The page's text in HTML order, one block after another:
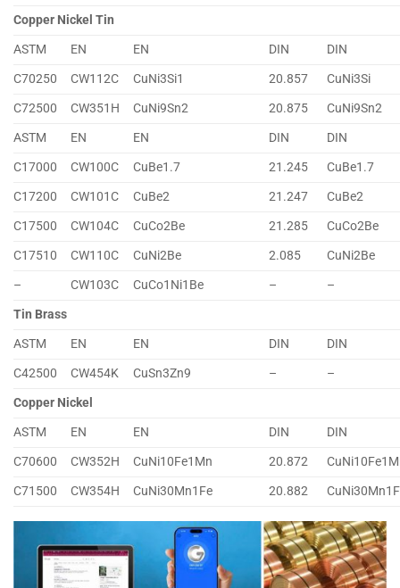
Copper Nickel Tin
ASTM
EN EN DIN
DIN
C70250
CW112C CuNi3Si1 20.857
CuNi3Si
C72500
CW351H CuNi9Sn2 20.875
CuNi9Sn2
ASTM
EN EN DIN
DIN
C17000
CW100C CuBe1.7 21.245
CuBe1.7
C17200
CW101C CuBe2 21.247
CuBe2
C17500
CW104C CuCo2Be 21.285
CuCo2Be
C17510
CW110C CuNi2Be 2.085
CuNi2Be
–
CW103C CuCo1Ni1Be –
–
Tin Brass
ASTM
EN EN DIN
DIN
C42500
CW454K CuSn3Zn9 –
–
Copper Nickel
ASTM
EN EN DIN
DIN
C70600
CW352H CuNi10Fe1Mn 20.872
C71500
CW354H CuNi30Mn1Fe 20.882